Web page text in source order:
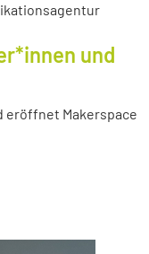
und
eröffnet Makerspace